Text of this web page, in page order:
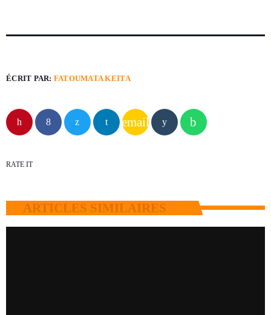
ÉCRIT PAR: FATOUMATA KEITA
email
RATE IT
ARTICLES SIMILAIRES